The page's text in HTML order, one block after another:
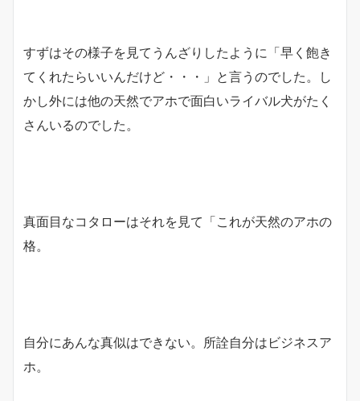
すずはその様子を見てうんざりしたように「早く飽き
てくれたらいいんだけど・・・」と言うのでした。し
かし外には他の天然でアホで面白いライバル犬がたく
さんいるのでした。
真面目なコタローはそれを見て「これが天然のアホの
格。
自分にあんな真似はできない。所詮自分はビジネスア
ホ。